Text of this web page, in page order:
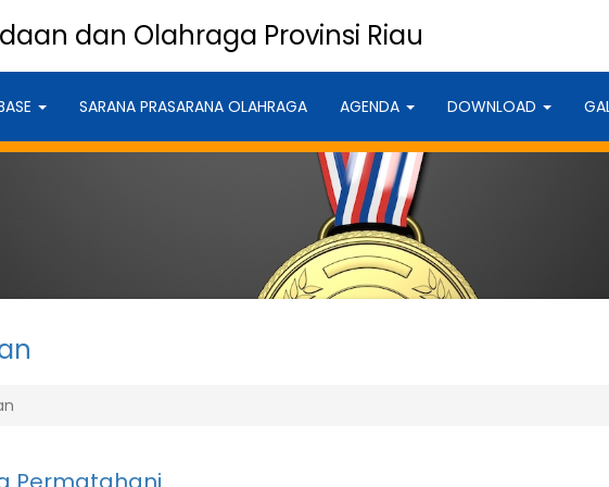
dan Olahraga Provinsi Riau
SARANA PRASARANA OLAHRAGA AGENDA DOWNLOAD